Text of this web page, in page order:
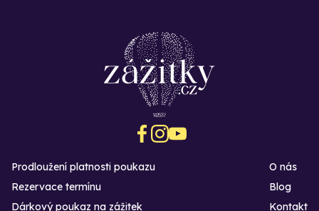
Prodloužení platnosti poukazu
Rezervace termínu
Dárkový poukaz na zážitek
O nás
Blog
Kontakt